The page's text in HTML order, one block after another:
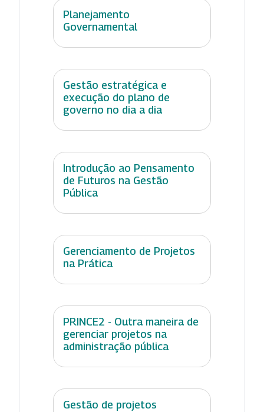
Planejamento
Governamental
Gestão estratégica e
execução do plano de
governo no dia a dia
Introdução ao Pensamento
de Futuros na Gestão
Pública
Gerenciamento de Projetos
na Prática
PRINCE2 - Outra maneira de
gerenciar projetos na
administração pública
Gestão de projetos